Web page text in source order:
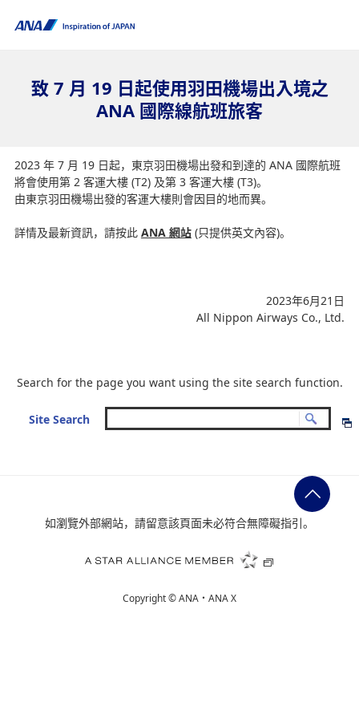
致 7 月 19 日起使用羽田機場出入境之
ANA 國際線航班旅客
2023 年 7 月 19 日起，東京羽田機場出發和到達的 ANA 國際航班
將會使用第 2 客運大樓 (T2) 及第 3 客運大樓 (T3)。
由東京羽田機場出發的客運大樓則會因目的地而異。
詳情及最新資訊，請按此 ANA 網站(只提供英文內容)。
2023年6月21日
All Nippon Airways Co., Ltd.
Search for the page you want using the site search function.
Site Search
如瀏覽外部網站，請留意該頁面未必符合無障礙指引。
Copyright ©ANA・ANA X